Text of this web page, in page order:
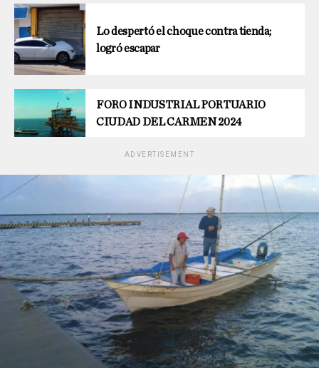
Lo despertó el choque contra tienda;
logró escapar
FORO INDUSTRIAL PORTUARIO
CIUDAD DEL CARMEN 2024
ADVERTISEMENT